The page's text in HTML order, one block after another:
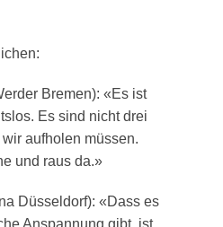
Bremen): «Es ist
Es sind nicht drei
aufholen müssen.
und raus da.»
Düsseldorf): «Dass es
Anspannung gibt, ist